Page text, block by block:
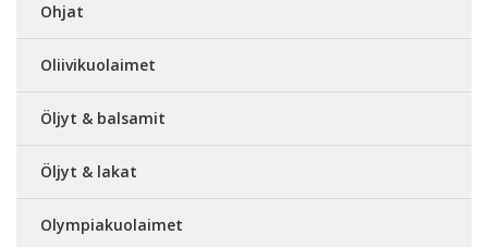
Ohjat
Oliivikuolaimet
Öljyt & balsamit
Öljyt & lakat
Olympiakuolaimet